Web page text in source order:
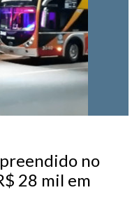
no
28 mil em